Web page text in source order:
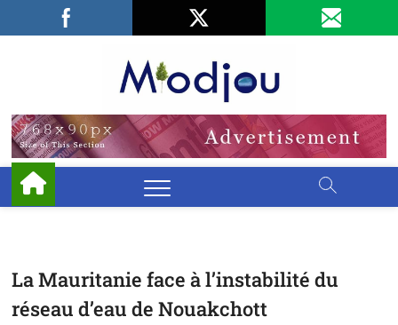
Facebook
LinkedIn
La Mauritanie face à l’instabilité du
réseau d’eau de Nouakchott